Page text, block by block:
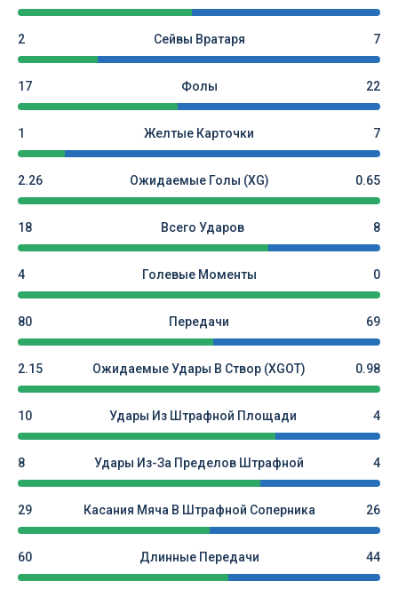
2 Сейвы Вратаря 7
17 Фолы 22
1 Желтые Карточки 7
2.26 Ожидаемые Голы (xG) 0.65
18 Всего Ударов 8
4 Голевые Моменты 0
80 Передачи 69
2.15 Ожидаемые Удары В Створ (xGOT) 0.98
10 Удары Из Штрафной Площади 4
8 Удары Из-За Пределов Штрафной 4
29 Касания Мяча В Штрафной Соперника 26
60 Длинные Передачи 44